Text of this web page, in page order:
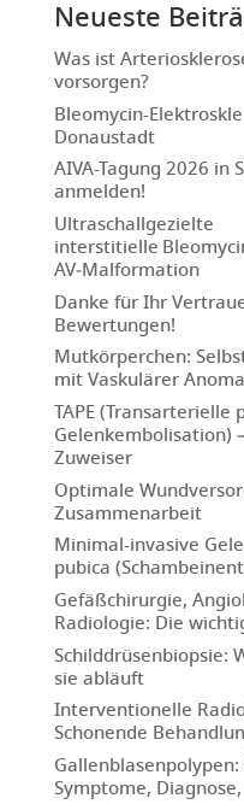
Neueste
Was ist
vorsorgen?
Bleomycin-
Donaustadt
AIVA-Tagung 2026 in
anmelden!
Ultraschallgezielte
interstitielle
AV‑Malformation
Danke für Ihr
Bewertungen!
Mutkörperchen:
mit Vaskulärer
TAPE
Gelenkembolisation)
Zuweiser
Optimale
Zusammenarbeit
Minimal-invasive
pubica
Gefäßchirurgie,
Radiologie: Die
Schilddrüsenbiopsie:
sie abläuft
Interventionelle
Schonende
Symptome,